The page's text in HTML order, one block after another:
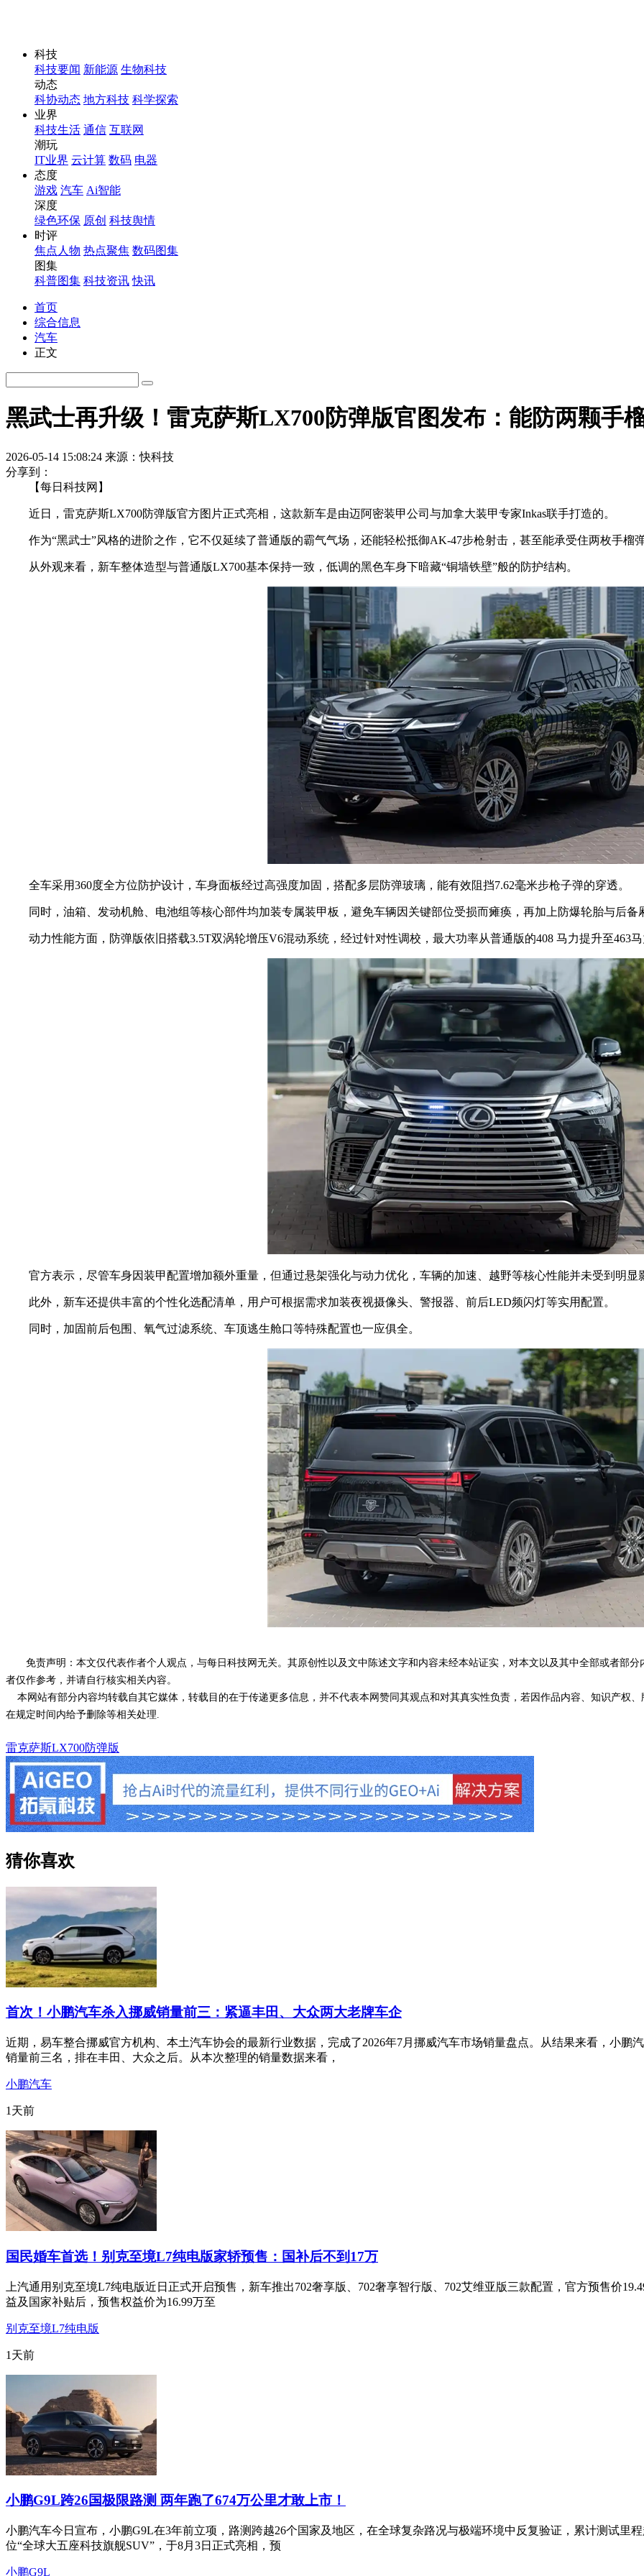
科技
科技要闻 新能源 生物科技
动态
科协动态 地方科技 科学探索
业界
科技生活 通信 互联网
潮玩
IT业界 云计算 数码 电器
态度
游戏 汽车 Ai智能
深度
绿色环保 原创 科技舆情
时评
焦点人物 热点聚焦 数码图集
图集
科普图集 科技资讯 快讯
首页
综合信息
汽车
正文
黑武士再升级！雷克萨斯LX700防弹版官图发布：能防两颗手
2026-05-14 15:08:24 来源：快科技
分享到：
【每日科技网】
近日，雷克萨斯LX700防弹版官方图片正式亮相，这款新车是由迈阿密装甲公司与加拿大装甲专家Inkas联手打造的。
作为“黑武士”风格的进阶之作，它不仅延续了普通版的霸气气场，还能轻松抵御AK-47步枪射击，甚至能承受住两枚手榴
从外观来看，新车整体造型与普通版LX700基本保持一致，低调的黑色车身下暗藏“铜墙铁壁”般的防护结构。
全车采用360度全方位防护设计，车身面板经过高强度加固，搭配多层防弹玻璃，能有效阻挡7.62毫米步枪子弹的穿透。
同时，油箱、发动机舱、电池组等核心部件均加装专属装甲板，避免车辆因关键部位受损而瘫痪，再加上防爆轮胎与后备
动力性能方面，防弹版依旧搭载3.5T双涡轮增压V6混动系统，经过针对性调校，最大功率从普通版的408 马力提升至463
官方表示，尽管车身因装甲配置增加额外重量，但通过悬架强化与动力优化，车辆的加速、越野等核心性能并未受到明显
此外，新车还提供丰富的个性化选配清单，用户可根据需求加装夜视摄像头、警报器、前后LED频闪灯等实用配置。
同时，加固前后包围、氧气过滤系统、车顶逃生舱口等特殊配置也一应俱全。
免责声明：本文仅代表作者个人观点，与每日科技网无关。其原创性以及文中陈述文字和内容未经本站证实，对本文以及其中全部或者部
者仅作参考，并请自行核实相关内容。
本网站有部分内容均转载自其它媒体，转载目的在于传递更多信息，并不代表本网赞同其观点和对其真实性负责，若因作品内容、知识产权
在规定时间内给予删除等相关处理.
雷克萨斯LX700防弹版
猜你喜欢
首次！小鹏汽车杀入挪威销量前三：紧逼丰田、大众两大老牌车企
近期，易车整合挪威官方机构、本土汽车协会的最新行业数据，完成了2026年7月挪威汽车市场销量盘点。从结果来看，小鹏
销量前三名，排在丰田、大众之后。从本次整理的销量数据来看，
小鹏汽车
1天前
国民婚车首选！别克至境L7纯电版家轿预售：国补后不到17万
上汽通用别克至境L7纯电版近日正式开启预售，新车推出702奢享版、702奢享智行版、702艾维亚版三款配置，官方预售价
益及国家补贴后，预售权益价为16.99万至
别克至境L7纯电版
1天前
小鹏G9L跨26国极限路测 两年跑了674万公里才敢上市！
小鹏汽车今日宣布，小鹏G9L在3年前立项，路测跨越26个国家及地区，在全球复杂路况与极端环境中反复验证，累计测试里
位“全球大五座科技旗舰SUV”，于8月3日正式亮相，预
小鹏G9L